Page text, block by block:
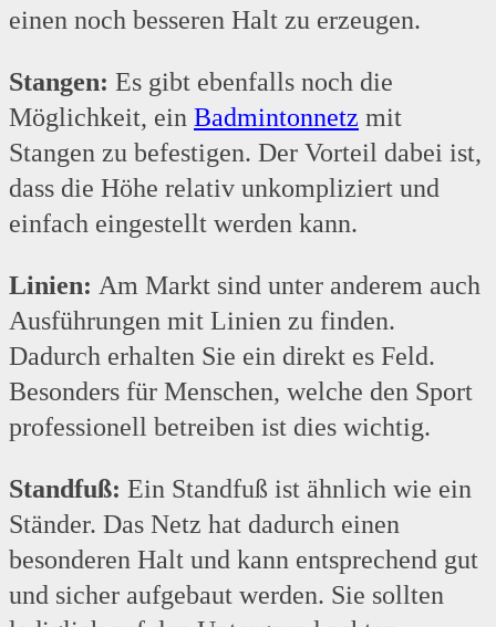
einen noch besseren Halt zu erzeugen.
Stangen: Es gibt ebenfalls noch die
Möglichkeit, ein Badmintonnetz mit
Stangen zu befestigen. Der Vorteil dabei ist,
dass die Höhe relativ unkompliziert und
einfach eingestellt werden kann.
Linien: Am Markt sind unter anderem auch
Ausführungen mit Linien zu finden.
Dadurch erhalten Sie ein direkt es Feld.
Besonders für Menschen, welche den Sport
professionell betreiben ist dies wichtig.
Standfuß: Ein Standfuß ist ähnlich wie ein
Ständer. Das Netz hat dadurch einen
besonderen Halt und kann entsprechend gut
und sicher aufgebaut werden. Sie sollten